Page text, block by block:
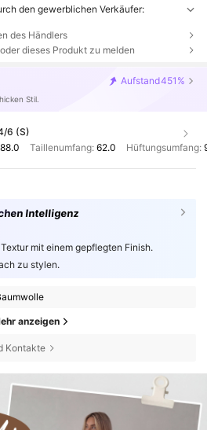
den gewerblichen Verkäufer:
des Händlers
dieses Produkt zu melden
Aufstand451%
Stil.
6 (S)
88.0 Taillenumfang: 62.0 Hüftungsumfang:
Intelligenz
mit einem gepflegten Finish.
zu stylen.
anzeigen
Kontakte